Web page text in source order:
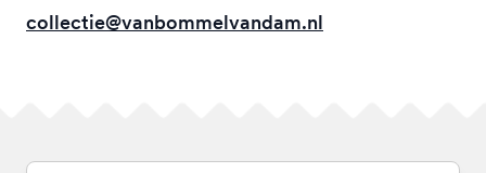
collectie@vanbommelvandam.nl